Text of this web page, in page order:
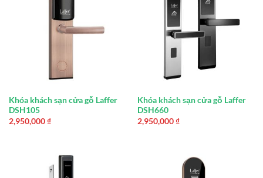
Khóa khách sạn cửa gỗ Laffer
DSH105
2,950,000 ₫
Khóa khách sạn cửa gỗ Laffer
DSH660
2,950,000 ₫